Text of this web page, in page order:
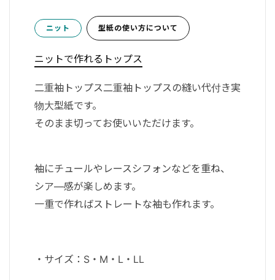
ニット 型紙の使い方について
ニットで作れるトップス
二重袖トップス二重袖トップスの縫い代付き実
物大型紙です。
そのまま切ってお使いいただけます。
袖にチュールやレースシフォンなどを重ね、
シア―感が楽しめます。
一重で作ればストレートな袖も作れます。
・サイズ：S・M・L・LL